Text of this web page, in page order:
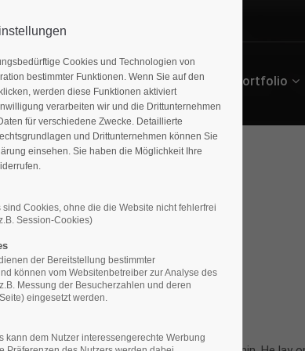
Features Page Presets Portfolio
Cookies und Technologien von
bestimmter Funktionen. Wenn Sie auf den
werden diese Funktionen aktiviert
verarbeiten wir und die Drittunternehmen
für verschiedene Zwecke. Detaillierte
und Drittunternehmen können Sie
einsehen. Sie haben die Möglichkeit Ihre
sind Cookies, ohne die die Website nicht fehlerfrei
Session-Cookies)
der Bereitstellung bestimmter
können vom Websitenbetreiber zur Analyse des
Messung der Besucherzahlen und deren
eingesetzt werden.
kann dem Nutzer interessengerechte Werbung